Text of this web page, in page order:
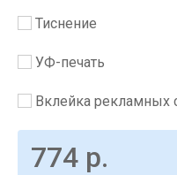
Тиснение
УФ-печать
Вклейка рекламных
774 р.